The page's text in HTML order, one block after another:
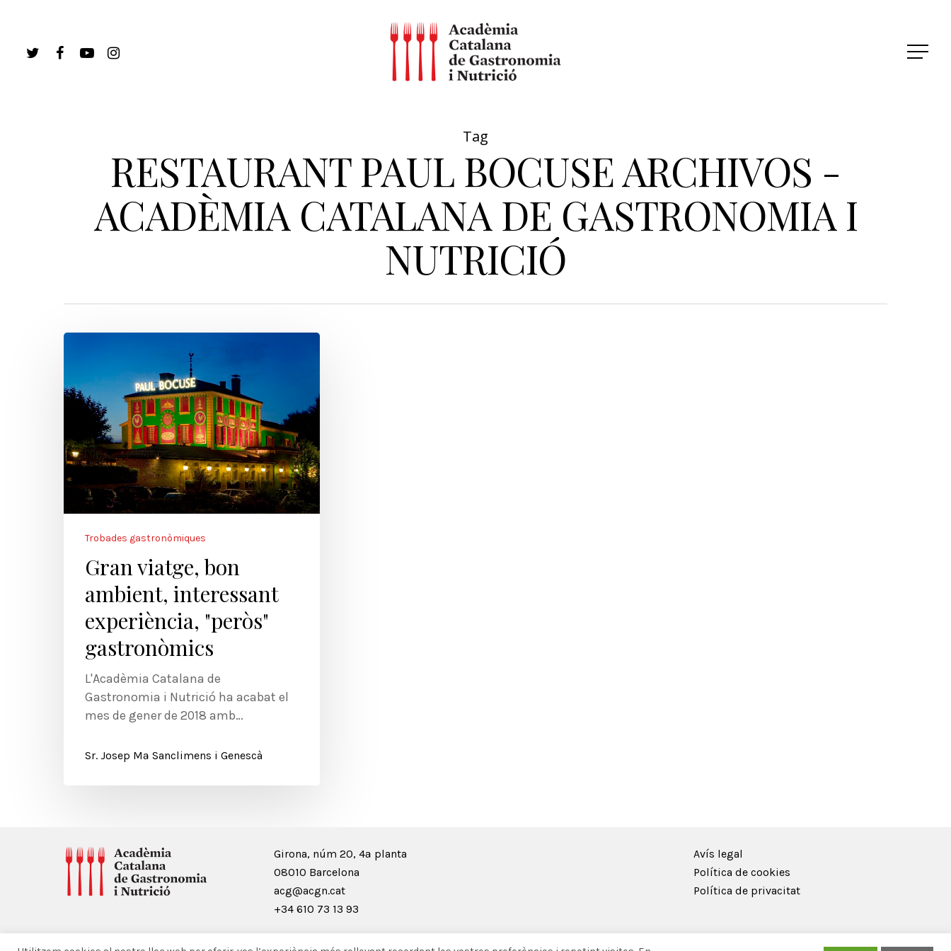
Tag
RESTAURANT PAUL BOCUSE ARCHIVOS -
ACADÈMIA CATALANA DE GASTRONOMIA I
NUTRICIÓ
Trobades gastronòmiques
Gran viatge, bon
ambient, interessant
experiència, "peròs"
gastronòmics
L'Acadèmia Catalana de
Gastronomia i Nutrició ha acabat el
mes de gener de 2018 amb…
Sr. Josep Mª Sanclimens i Genescà
Girona, núm 20, 4ª planta
08010 Barcelona
acg@acgn.cat
+34 610 73 13 93
Avís legal
Política de cookies
Política de privacitat